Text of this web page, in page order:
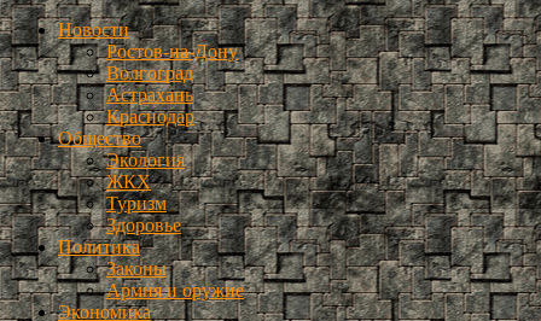
Новости
Ростов-на-Дону
Волгоград
Астрахань
Краснодар
Общество
Экология
ЖКХ
Туризм
Здоровье
Политика
Законы
Армия и оружие
Экономика